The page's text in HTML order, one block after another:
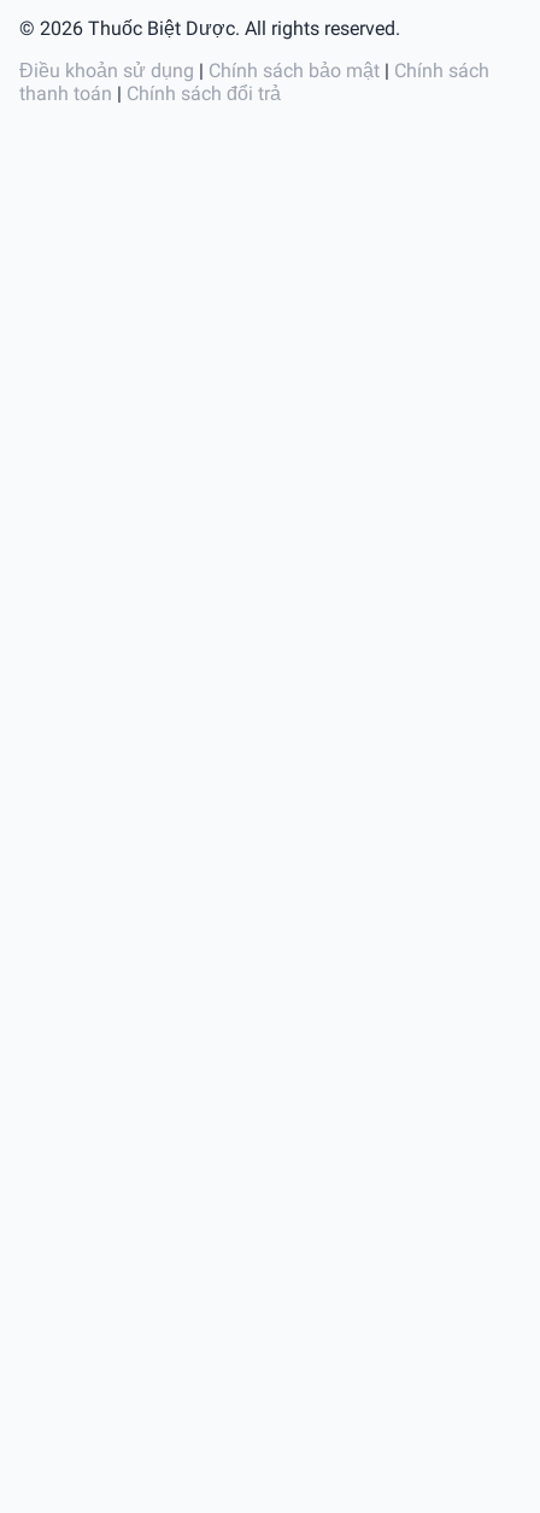
© 2026 Thuốc Biệt Dược. All rights reserved.
Điều khoản sử dụng | Chính sách bảo mật | Chính sách
thanh toán | Chính sách đổi trả